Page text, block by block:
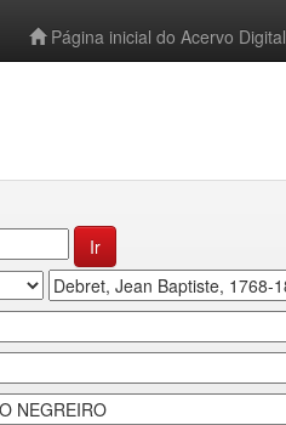
Página inicial do Acervo Digital